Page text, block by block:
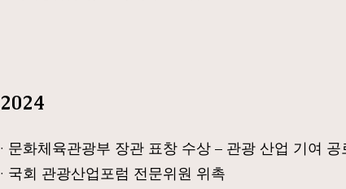
2024
· 문화체육관광부 장관 표창 수상 – 관광 산업 기여 공
· 국회 관광산업포럼 전문위원 위촉